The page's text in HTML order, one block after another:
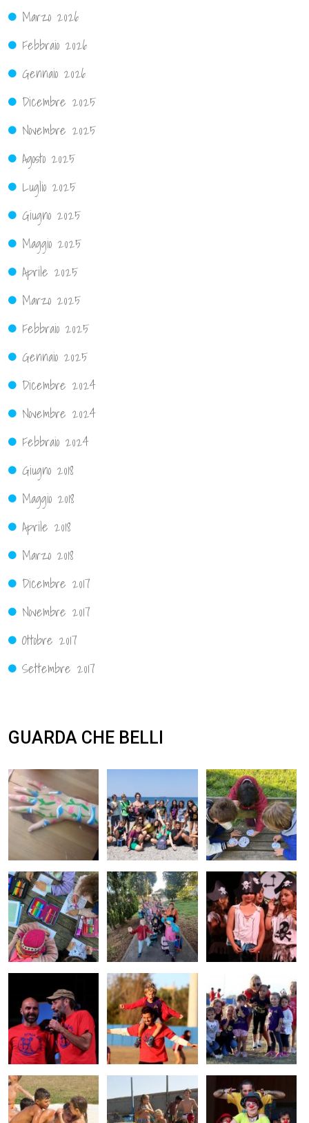
Marzo 2026
Febbraio 2026
Gennaio 2026
Dicembre 2025
Novembre 2025
Agosto 2025
Luglio 2025
Giugno 2025
Maggio 2025
Aprile 2025
Marzo 2025
Febbraio 2025
Gennaio 2025
Dicembre 2024
Novembre 2024
Febbraio 2024
Giugno 2018
Maggio 2018
Aprile 2018
Marzo 2018
Dicembre 2017
Novembre 2017
Ottobre 2017
Settembre 2017
GUARDA CHE BELLI